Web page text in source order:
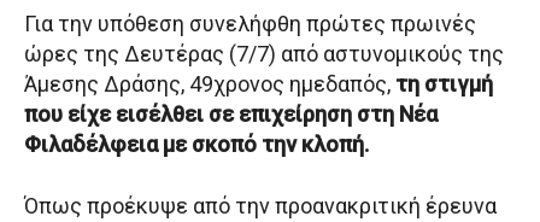
Για την υπόθεση συνελήφθη πρώτες πρωινές
ώρες της Δευτέρας (7/7) από αστυνομικούς της
Άμεσης Δράσης, 49χρονος ημεδαπός, τη στιγμή
που είχε εισέλθει σε επιχείρηση στη Νέα
Φιλαδέλφεια με σκοπό την κλοπή.
Όπως προέκυψε από την προανακριτική έρευνα